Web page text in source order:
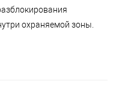
охраняемой зоны.